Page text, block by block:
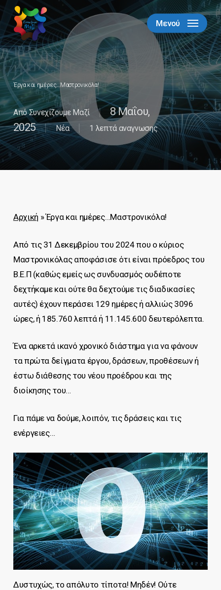
Skip
to
main
content
Μενού
Έργα και ημέρες…Μαστρονικόλα!
ΑπόΣυνεχίζουμε Μαζί
8 Μαΐου,
2025
Νέα 1 λεπτά αναγνωσης
Αρχική »Έργα και ημέρες…Μαστρονικόλα!
Από τις 31 Δεκεμβρίου του 2024 που ο κύριος
Μαστρονικόλας αποφάσισε ότι είναι πρόεδρος του
Β.Ε.Π (καθώς εμείς ως συνδυασμός ουδέποτε
δεχτήκαμε και ούτε θα δεχτούμε τις διαδικασίες
αυτές) έχουν περάσει 129 ημέρες ή αλλιώς 3096
ώρες, ή 185.760 λεπτά ή 11.145.600 δευτερόλεπτα.
Ένα αρκετά ικανό χρονικό διάστημα για να φάνουν
τα πρώτα δείγματα έργου, δράσεων, προθέσεων ή
έστω διάθεσης του νέου προέδρου και της
διοίκησης του…
Για πάμε να δούμε, λοιπόν, τις δράσεις και τις
ενέργειες…
Δυστυχώς, το απόλυτο τίποτα! Μηδέν! Ούτε
Close
Menu